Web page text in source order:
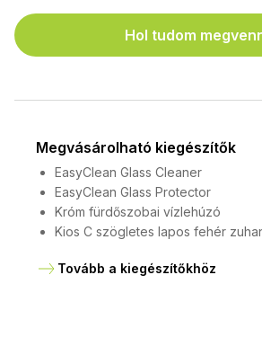
Hol tudom
Megvásárolható kiegészítők
EasyClean Glass Cleaner
EasyClean Glass Protector
Króm fürdőszobai vízlehúzó
Kios C szögletes lapos fehér
Tovább a kiegészítőkhöz